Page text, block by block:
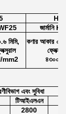
জার্মানি
মিমি,
mm2
কণার আকার
এবং সুবিধা
টিআইএলএন
2800